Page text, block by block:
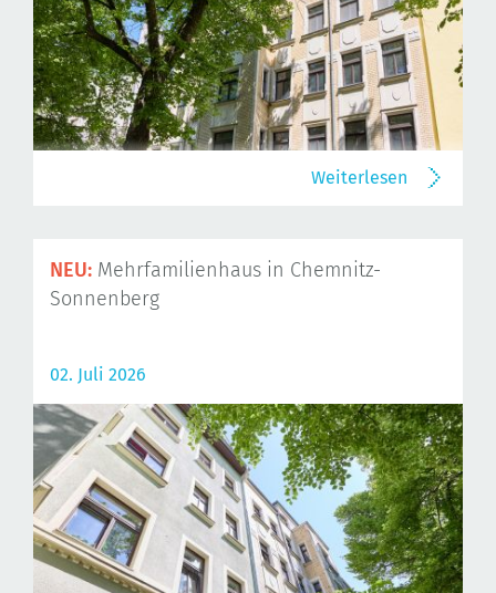
Weiterlesen
NEU: Mehrfamilienhaus in Chemnitz-
Sonnenberg
02. Juli 2026